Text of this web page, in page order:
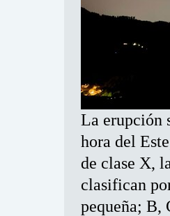
La erupción
hora del
de clase X,
clasifican
pequeña; B,